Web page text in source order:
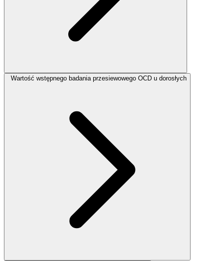
Wartość wstępnego badania przesiewowego OCD u dorosłych